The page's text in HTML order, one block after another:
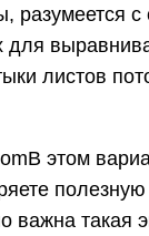
разумеется
для
листов
этом
важна такая